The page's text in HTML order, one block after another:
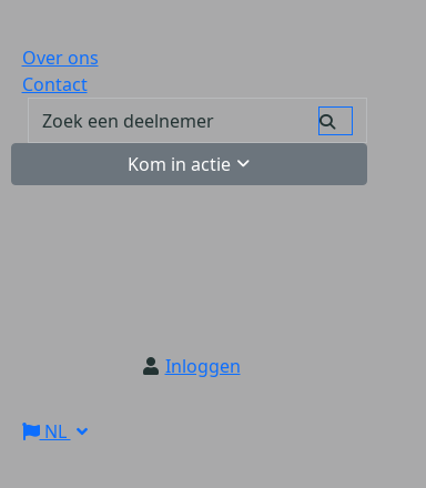
Over ons
Contact
Kom in actie
Inloggen
NL